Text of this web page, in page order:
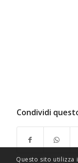
Condividi
Questo sito utilizza